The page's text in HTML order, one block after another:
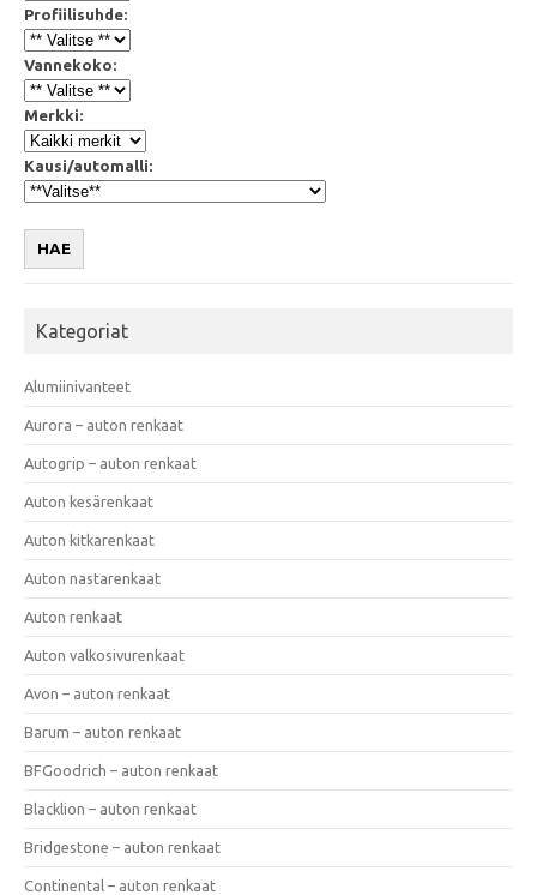
Profiilisuhde:
Vannekoko:
Merkki:
Kausi/automalli:
HAE
Kategoriat
Alumiinivanteet
Aurora – auton renkaat
Autogrip – auton renkaat
Auton kesärenkaat
Auton kitkarenkaat
Auton nastarenkaat
Auton renkaat
Auton valkosivurenkaat
Avon – auton renkaat
Barum – auton renkaat
BFGoodrich – auton renkaat
Blacklion – auton renkaat
Bridgestone – auton renkaat
Continental – auton renkaat